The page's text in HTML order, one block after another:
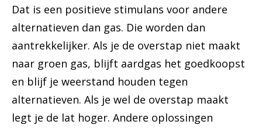
Dat is een positieve stimulans voor andere
alternatieven dan gas. Die worden dan
aantrekkelijker. Als je de overstap niet maakt
naar groen gas, blijft aardgas het goedkoopst
en blijf je weerstand houden tegen
alternatieven. Als je wel de overstap maakt
legt je de lat hoger. Andere oplossingen